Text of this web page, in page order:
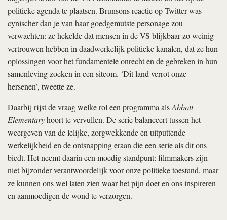
politieke agenda te plaatsen. Brunsons reactie op Twitter was
cynischer dan je van haar goedgemutste personage zou
verwachten: ze hekelde dat mensen in de VS blijkbaar zo weinig
vertrouwen hebben in daadwerkelijk politieke kanalen, dat ze hun
oplossingen voor het fundamentele onrecht en de gebreken in hun
samenleving zoeken in een sitcom. ‘Dit land verrot onze
hersenen’, tweette ze.
Daarbij rijst de vraag welke rol een programma alsAbbott
Elementaryhoort te vervullen. De serie balanceert tussen het
weergeven van de lelijke, zorgwekkende en uitputtende
werkelijkheid en de ontsnapping eraan die een serie als dit ons
biedt. Het neemt daarin een moedig standpunt: filmmakers zijn
niet bijzonder verantwoordelijk voor onze politieke toestand, maar
ze kunnen ons wel laten zien waar het pijn doet en ons inspireren
en aanmoedigen de wond te verzorgen.